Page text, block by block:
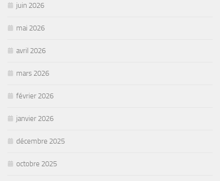
juin 2026
mai 2026
avril 2026
mars 2026
février 2026
janvier 2026
décembre 2025
octobre 2025